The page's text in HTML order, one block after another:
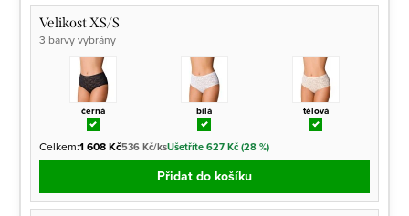
Velikost XS/S
3 barvy vybrány
černá bílá tělová
Celkem:1 608 Kč536 Kč/ksUšetříte 627 Kč (28 %)
Přidat do košíku